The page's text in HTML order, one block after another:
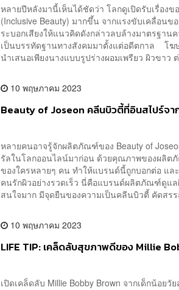
หลายปีหลังมานี้เห็นได้ชัดว่า โลกดูเปิดรับเรื่อง
(Inclusive Beauty) มากขึ้น จากแรงขับเคลื่อน
ระบอกเสียงให้แนวคิดดังกล่าวลบล้างมาตรฐาน
เป็นบรรทัดฐานทางสังคมมาตั้งแต่อดีตกาล โฆ
นำเสนอเพียงนางแบบรูปร่างผอมเพรียว ผิวขาว
10 พฤษภาคม 2023
Beauty of Joseon คลีนบิวตี้ที่อินสไปร์
หลายคนอาจรู้จักผลิตภัณฑ์ของ Beauty of
รัลในโลกออนไลน์มาก่อน ด้วยคุณภาพของผลิต
ของใครหลายๆ คน ทำให้แบรนด์นี้ถูกบอกต่อ แ
คนรักผิวอย่างรวดเร็ว นี่คือแบรนด์ผลิตภัณฑ์ดูแ
สนใจมาก มีจุดยืนของความเป็นคลีนบิวตี้ คัดสร
10 พฤษภาคม 2023
LIFE TIP: เคล็ดลับสุขภาพดีของ Millie
เปิดเคล็ดลับ Millie Bobby Brown จากเด็กน้อย